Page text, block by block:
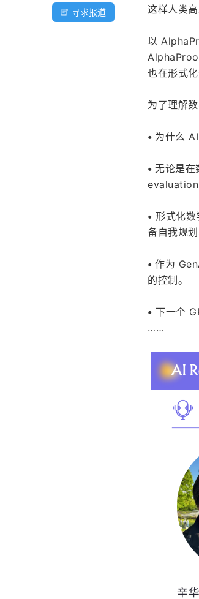
寻求报道
这样人类
以
也在形式
为了理解
• 为什么
• 无论是
evaluation
• 形式化
备自我规
• 作为
的控制。
• 下一个
……